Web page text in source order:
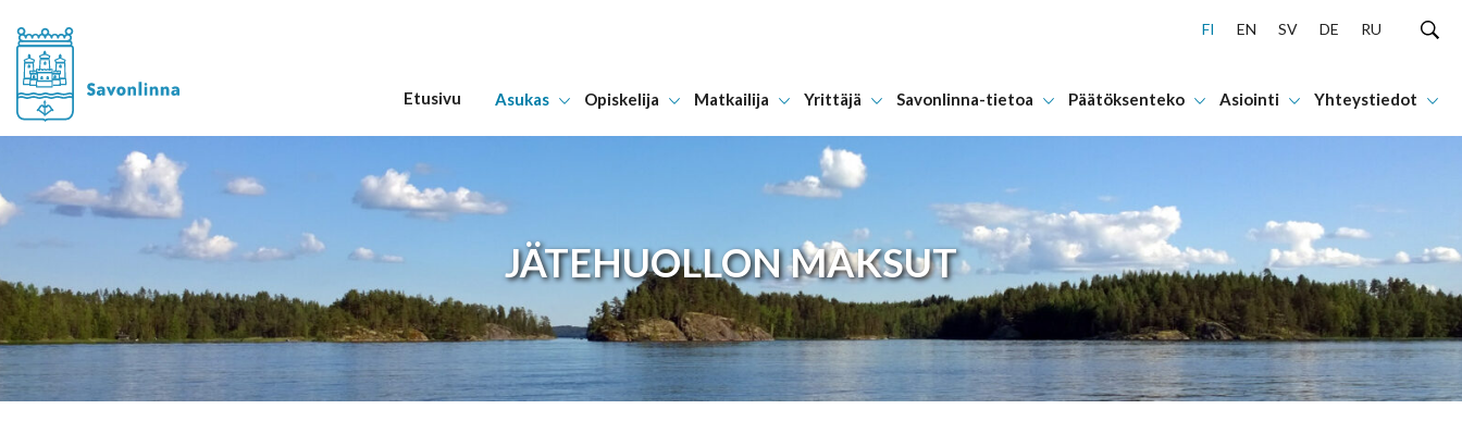
Hyppää sisältöön
FI EN SV DE RU
Etusivu Asukas Opiskelija Matkailija Yrittäjä Savonlinna-tietoa Päätöksenteko Asiointi Yhteystiedot
JÄTEHUOLLON MAKSUT